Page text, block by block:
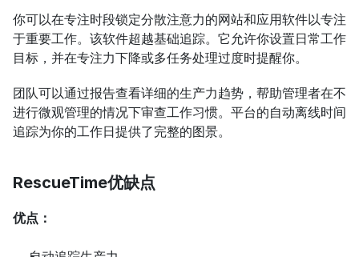
你可以在专注时段锁定分散注意力的网站和应用软件以专注
于重要工作。该软件超越基础追踪。它允许你设置日常工作
目标，并在专注力下降或多任务处理过度时提醒你。
团队可以通过报告查看详细的生产力趋势，帮助管理者在不
进行微观管理的情况下审查工作习惯。平台的自动离线时间
追踪为你的工作日提供了完整的图景。
RescueTime优缺点
优点：